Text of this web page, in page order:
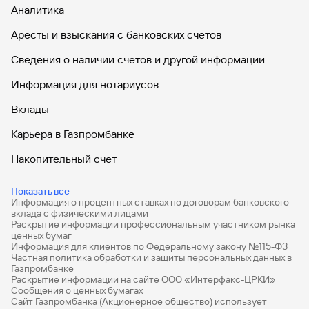
России, бесплатно)
+7 495 913 7474, +7 (495) 980-43-13 (для звонков из
оператора связи)
Адреса офисов обслуживания Банка ГПБ (АО)
размещены на сайте в разделе
Внимание! Рассмотрение документов,
подтверждающих источники происхождения
денежных средств, для совершения операций с
получением наличных денежных средств на сумму,
равную или превышающую 3 000 000 рублей либо
эквивалент в иностранной валюте, осуществляется
в будние дни в период с 9-00 до 17-00 по
московскому времени.
Аналитика
Аресты и взыскания с банковских счетов
Сведения о наличии счетов и другой информации
Информация для нотариусов
Вклады
Карьера в Газпромбанке
Накопительный счет
Показать все
Дебетовые карты с бесплатным обслуживанием
Все накопительные счета
Банковские вклады на 3 месяца
Вклады с высоким процентом
Информация о процентных ставках по договорам банковского
вклада с физическими лицами
Раскрытие информации профессиональным участником рынка
ценных бумаг
Информация для клиентов по Федеральному закону №115-ФЗ
Частная политика обработки и защиты персональных данных в
Газпромбанке
Раскрытие информации на сайте ООО «Интерфакс-ЦРКИ»
Сообщения о ценных бумагах
Сайт Газпромбанка (Акционерное общество) использует